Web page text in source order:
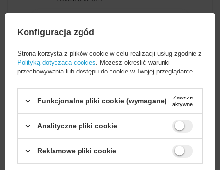
Wysokość opakowania
towaru w cm
Szerokość opakowania
14 Więcej
ita
Wystarczy założyć konto
odblokować zniżki na kolejne
Konfiguracja zgód
Strona korzysta z plików cookie w celu realizacji usług zgodnie z
Polityką dotyczącą cookies . Możesz określić warunki
przechowywania lub dostępu do cookie w Twojej przeglądarce.
Funkcjonalne pliki cookie (wymagane)
Zawsze
aktywne
Analityczne pliki cookie
Reklamowe pliki cookie